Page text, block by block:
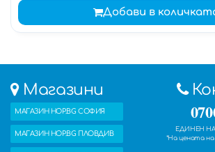
Добави в
Магазини
МАГАЗИН HOP.BG СОФИЯ
МАГАЗИН HOP.BG ПЛОВДИВ
ЕДИНЕН
*На цената на